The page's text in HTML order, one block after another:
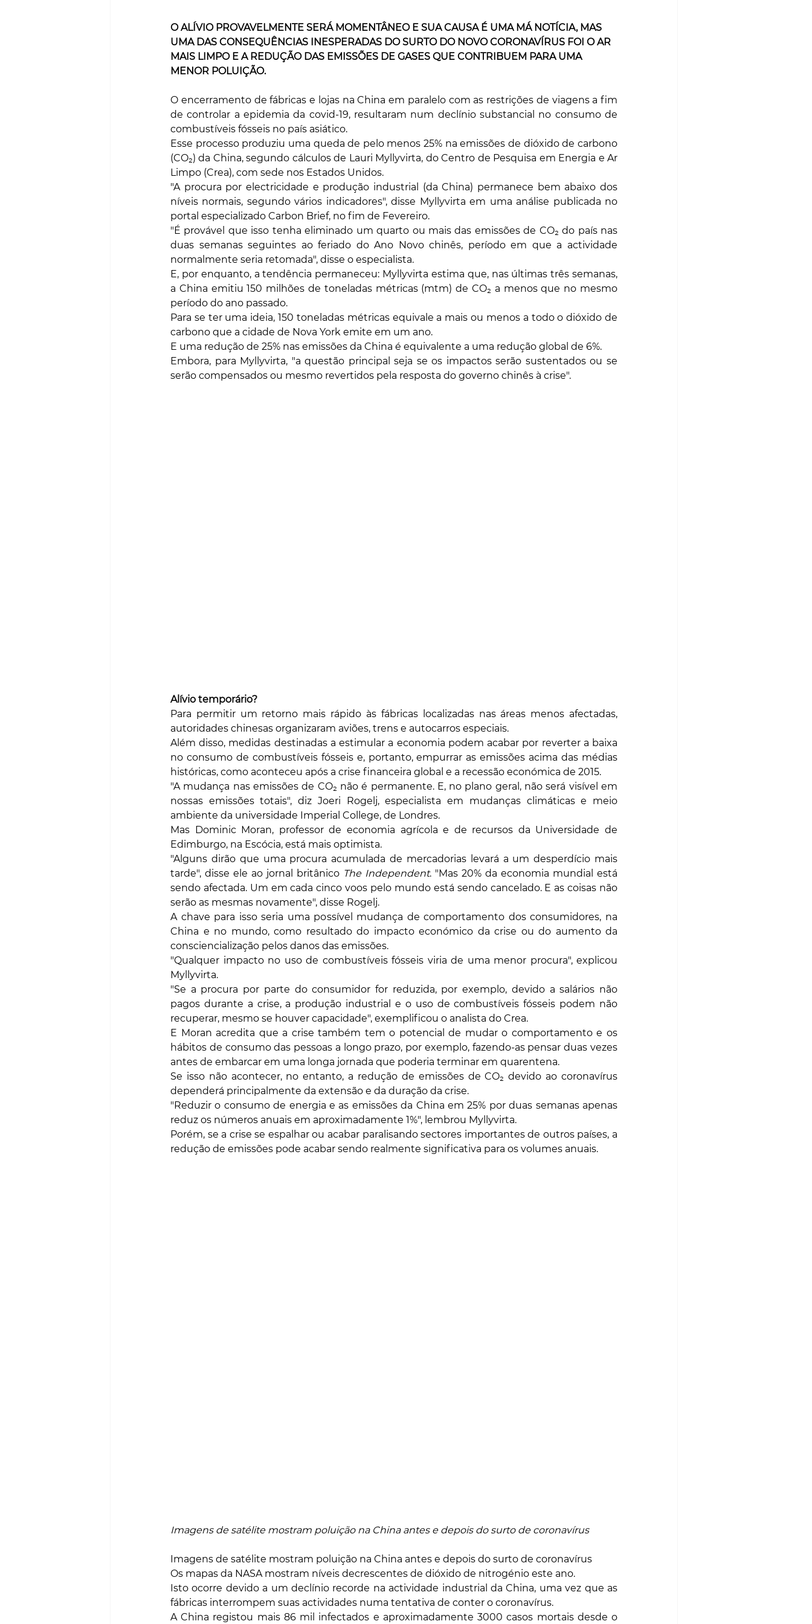
O ALÍVIO PROVAVELMENTE SERÁ MOMENTÂNEO E SUA CAUSA É UMA MÁ NOTÍCIA, MAS
UMA DAS CONSEQUÊNCIAS INESPERADAS DO SURTO DO NOVO CORONAVÍRUS FOI O AR
MAIS LIMPO E A REDUÇÃO DAS EMISSÕES DE GASES QUE CONTRIBUEM PARA UMA
MENOR POLUIÇÃO.
O encerramento de fábricas e lojas na China em paralelo com as restrições de viagens a fim
de controlar a epidemia da covid-19, resultaram num declínio substancial no consumo de
combustíveis fósseis no país asiático.
Esse processo produziu uma queda de pelo menos 25% na emissões de dióxido de carbono
(CO₂) da China, segundo cálculos de Lauri Myllyvirta, do Centro de Pesquisa em Energia e Ar
Limpo (Crea), com sede nos Estados Unidos.
"A procura por electricidade e produção industrial (da China) permanece bem abaixo dos
níveis normais, segundo vários indicadores", disse Myllyvirta em uma análise publicada no
portal especializado Carbon Brief, no fim de Fevereiro.
"É provável que isso tenha eliminado um quarto ou mais das emissões de CO₂ do país nas
duas semanas seguintes ao feriado do Ano Novo chinês, período em que a actividade
normalmente seria retomada", disse o especialista.
E, por enquanto, a tendência permaneceu: Myllyvirta estima que, nas últimas três semanas,
a China emitiu 150 milhões de toneladas métricas (mtm) de CO₂ a menos que no mesmo
período do ano passado.
Para se ter uma ideia, 150 toneladas métricas equivale a mais ou menos a todo o dióxido de
carbono que a cidade de Nova York emite em um ano.
E uma redução de 25% nas emissões da China é equivalente a uma redução global de 6%.
Embora, para Myllyvirta, "a questão principal seja se os impactos serão sustentados ou se
serão compensados ​​ou mesmo revertidos pela resposta do governo chinês à crise".
Alívio temporário?
Para permitir um retorno mais rápido às fábricas localizadas nas áreas menos afectadas,
autoridades chinesas organizaram aviões, trens e autocarros especiais.
Além disso, medidas destinadas a estimular a economia podem acabar por reverter a baixa
no consumo de combustíveis fósseis e, portanto, empurrar as emissões acima das médias
históricas, como aconteceu após a crise financeira global e a recessão económica de 2015.
"A mudança nas emissões de CO₂ não é permanente. E, no plano geral, não será visível em
nossas emissões totais", diz Joeri Rogelj, especialista em mudanças climáticas e meio
ambiente da universidade Imperial College, de Londres.
Mas Dominic Moran, professor de economia agrícola e de recursos da Universidade de
Edimburgo, na Escócia, está mais optimista.
"Alguns dirão que uma procura acumulada de mercadorias levará a um desperdício mais
tarde", disse ele ao jornal britânico The Independent. "Mas 20% da economia mundial está
sendo afectada. Um em cada cinco voos pelo mundo está sendo cancelado. E as coisas não
serão as mesmas novamente", disse Rogelj.
A chave para isso seria uma possível mudança de comportamento dos consumidores, na
China e no mundo, como resultado do impacto económico da crise ou do aumento da
consciencialização pelos danos das emissões.
"Qualquer impacto no uso de combustíveis fósseis viria de uma menor procura", explicou
Myllyvirta.
"Se a procura por parte do consumidor for reduzida, por exemplo, devido a salários não
pagos durante a crise, a produção industrial e o uso de combustíveis fósseis podem não
recuperar, mesmo se houver capacidade", exemplificou o analista do Crea.
E Moran acredita que a crise também tem o potencial de mudar o comportamento e os
hábitos de consumo das pessoas a longo prazo, por exemplo, fazendo-as pensar duas vezes
antes de embarcar em uma longa jornada que poderia terminar em quarentena.
Se isso não acontecer, no entanto, a redução de emissões de CO₂ devido ao coronavírus
dependerá principalmente da extensão e da duração da crise.
"Reduzir o consumo de energia e as emissões da China em 25% por duas semanas apenas
reduz os números anuais em aproximadamente 1%", lembrou Myllyvirta.
Porém, se a crise se espalhar ou acabar paralisando sectores importantes de outros países, a
redução de emissões pode acabar sendo realmente significativa para os volumes anuais.
Imagens de satélite mostram poluição na China antes e depois do surto de coronavírus
Imagens de satélite mostram poluição na China antes e depois do surto de coronavírus
Os mapas da NASA mostram níveis decrescentes de dióxido de nitrogénio este ano.
Isto ocorre devido a um declínio recorde na actividade industrial da China, uma vez que as
fábricas interrompem suas actividades numa tentativa de conter o coronavírus.
A China registou mais 86 mil infectados e aproximadamente 3000 casos mortais desde o